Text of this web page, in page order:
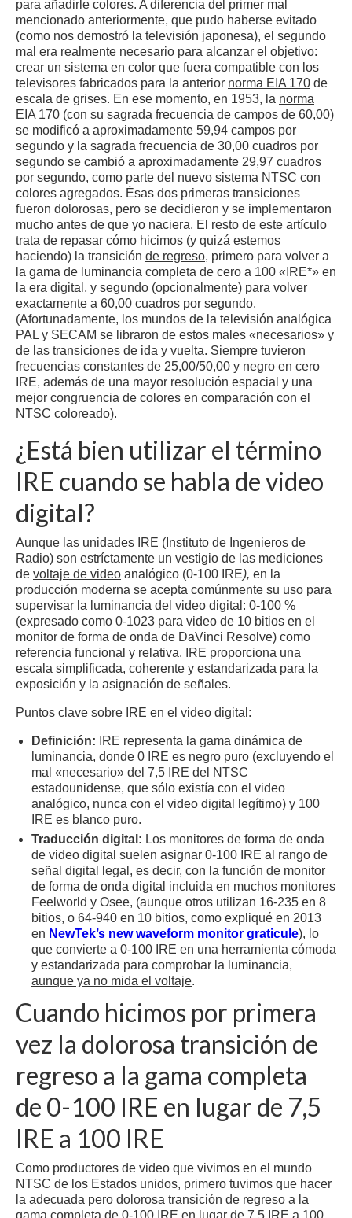
para añadirle colores. A diferencia del primer mal
mencionado anteriormente, que pudo haberse evitado
(como nos demostró la televisión japonesa), el segundo
mal era realmente necesario para alcanzar el objetivo:
crear un sistema en color que fuera compatible con los
televisores fabricados para la anterior norma EIA 170 de
escala de grises. En ese momento, en 1953, la norma
EIA 170 (con su sagrada frecuencia de campos de 60,00)
se modificó a aproximadamente 59,94 campos por
segundo y la sagrada frecuencia de 30,00 cuadros por
segundo se cambió a aproximadamente 29,97 cuadros
por segundo, como parte del nuevo sistema NTSC con
colores agregados. Ésas dos primeras transiciones
fueron dolorosas, pero se decidieron y se implementaron
mucho antes de que yo naciera. El resto de este artículo
trata de repasar cómo hicimos (y quizá estemos
haciendo) la transición de regreso, primero para volver a
la gama de luminancia completa de cero a 100 «IRE*» en
la era digital, y segundo (opcionalmente) para volver
exactamente a 60,00 cuadros por segundo.
(Afortunadamente, los mundos de la televisión analógica
PAL y SECAM se libraron de estos males «necesarios» y
de las transiciones de ida y vuelta. Siempre tuvieron
frecuencias constantes de 25,00/50,00 y negro en cero
IRE, además de una mayor resolución espacial y una
mejor congruencia de colores en comparación con el
NTSC coloreado).
¿Está bien utilizar el término
IRE cuando se habla de video
digital?
Aunque las unidades IRE (Instituto de Ingenieros de
Radio) son estríctamente un vestigio de las mediciones
de voltaje de video analógico (0-100 IRE), en la
producción moderna se acepta comúnmente su uso para
supervisar la luminancia del video digital: 0-100 %
(expresado como 0-1023 para video de 10 bitios en el
monitor de forma de onda de DaVinci Resolve) como
referencia funcional y relativa. IRE proporciona una
escala simplificada, coherente y estandarizada para la
exposición y la asignación de señales.
Puntos clave sobre IRE en el video digital:
Definición: IRE representa la gama dinámica de
luminancia, donde 0 IRE es negro puro (excluyendo el
mal «necesario» del 7,5 IRE del NTSC
estadounidense, que sólo existía con el video
analógico, nunca con el video digital legítimo) y 100
IRE es blanco puro.
Traducción digital: Los monitores de forma de onda
de video digital suelen asignar 0-100 IRE al rango de
señal digital legal, es decir, con la función de monitor
de forma de onda digital incluida en muchos monitores
Feelworld y Osee, (aunque otros utilizan 16-235 en 8
bitios, o 64-940 en 10 bitios, como expliqué en 2013
en NewTek’s new waveform monitor graticule), lo
que convierte a 0-100 IRE en una herramienta cómoda
y estandarizada para comprobar la luminancia,
aunque ya no mida el voltaje.
Cuando hicimos por primera
vez la dolorosa transición de
regreso a la gama completa
de 0-100 IRE en lugar de 7,5
IRE a 100 IRE
Como productores de video que vivimos en el mundo
NTSC de los Estados unidos, primero tuvimos que hacer
la adecuada pero dolorosa transición de regreso a la